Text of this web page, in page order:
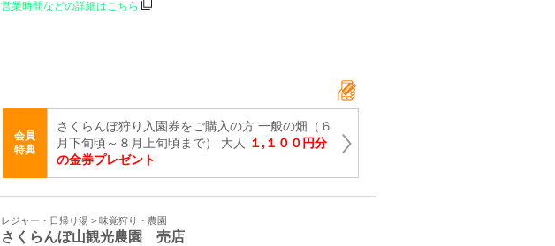
営業時間などの詳細はこちら
会員
特典
さくらんぼ狩り入園券をご購入の方 一般の畑（６
月下旬頃～８月上旬頃まで） 大人 １,１００円分
の金券プレゼント
レジャー・日帰り湯 > 味覚狩り・農園
さくらんぼ山観光農園 売店